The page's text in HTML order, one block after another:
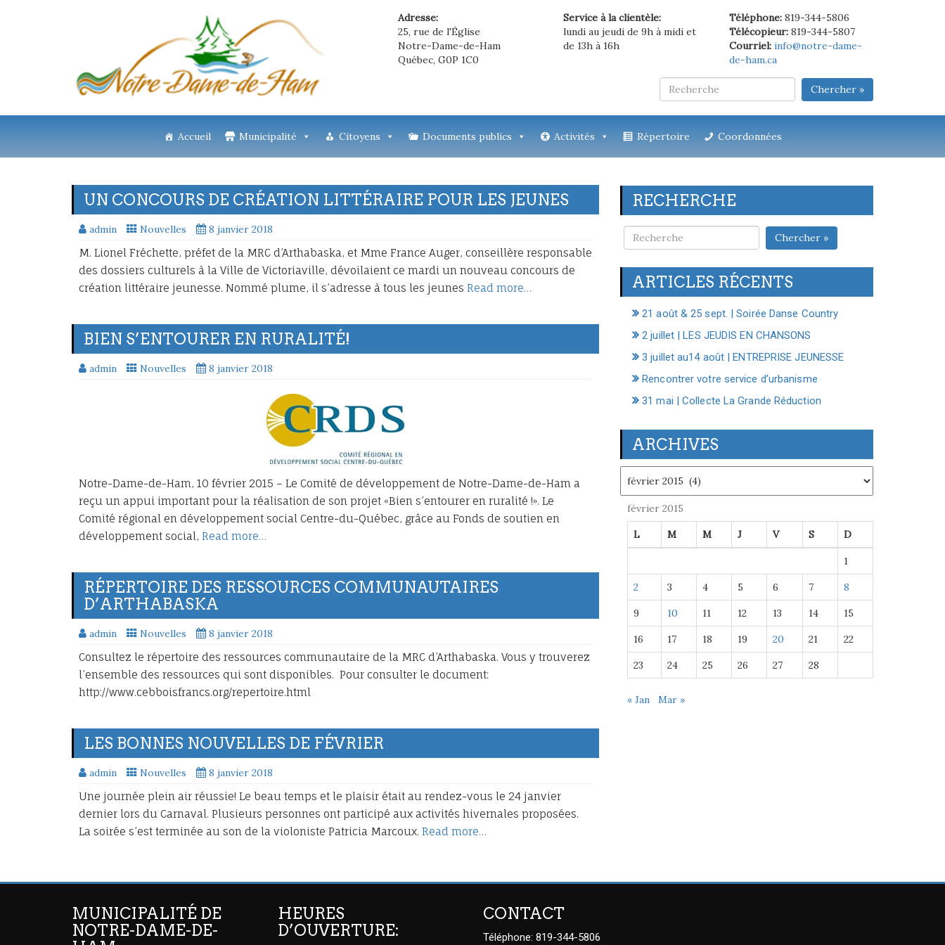
Adresse:
25, rue de l'Église
Notre-Dame-de-Ham
Québec, G0P 1C0
Service à la clientèle:
lundi au jeudi de 9h à midi et
de 13h à 16h
Téléphone:819-344-5806
Télécopieur:819-344-5807
Courriel: info@notre-dame-
de-ham.ca
Chercher »
Accueil Municipalité Citoyens Documents publics Activités Répertoire Coordonnées
UN CONCOURS DE CRÉATION LITTÉRAIRE POUR LES JEUNES
admin Nouvelles 8 janvier 2018
M. Lionel Fréchette, préfet de la MRC d’Arthabaska, et Mme France Auger, conseillère responsable
des dossiers culturels à la Ville de Victoriaville, dévoilaient ce mardi un nouveau concours de
création littéraire jeunesse. Nommé plume, il s’adresse à tous les jeunes Read more…
BIEN S’ENTOURER EN RURALITÉ!
admin Nouvelles 8 janvier 2018
Notre-Dame-de-Ham, 10 février 2015 – Le Comité de développement de Notre-Dame-de-Ham a
reçu un appui important pour la réalisation de son projet «Bien s’entourer en ruralité !». Le
Comité régional en développement social Centre-du-Québec, grâce au Fonds de soutien en
développement social, Read more…
RÉPERTOIRE DES RESSOURCES COMMUNAUTAIRES
D’ARTHABASKA
admin Nouvelles 8 janvier 2018
Consultez le répertoire des ressources communautaire de la MRC d’Arthabaska. Vous y trouverez
l’ensemble des ressources qui sont disponibles. Pour consulter le document:
http://www.cebboisfrancs.org/repertoire.html
LES BONNES NOUVELLES DE FÉVRIER
admin Nouvelles 8 janvier 2018
Une journée plein air réussie! Le beau temps et le plaisir était au rendez-vous le 24 janvier
dernier lors du Carnaval. Plusieurs personnes ont participé aux activités hivernales proposées.
La soirée s’est terminée au son de la violoniste Patricia Marcoux. Read more…
RECHERCHE
Chercher »
ARTICLES RÉCENTS
21 août & 25 sept. | Soirée Danse Country
2 juillet | LES JEUDIS EN CHANSONS
3 juillet au14 août | ENTREPRISE JEUNESSE
Rencontrer votre service d’urbanisme
31 mai | Collecte La Grande Réduction
ARCHIVES
février 2015
L M M J V S D
1
2 3 4 5 6 7 8
9 10 11 12 13 14 15
16 17 18 19 20 21 22
23 24 25 26 27 28
« Jan Mar »
MUNICIPALITÉ DE
NOTRE-DAME-DE-
HEURES
D’OUVERTURE:
CONTACT
Téléphone: 819-344-5806